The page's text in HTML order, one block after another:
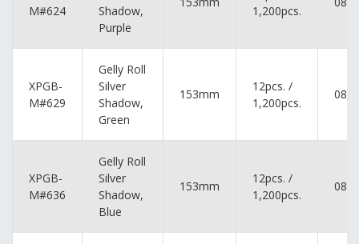
M#624
Shadow,
Purple
1,200pcs.
XPGB-
M#629
Gelly Roll
Silver
Shadow,
Green
153mm
12pcs. /
1,200pcs.
XPGB-
M#636
Gelly Roll
Silver
Shadow,
Blue
153mm
12pcs. /
1,200pcs.